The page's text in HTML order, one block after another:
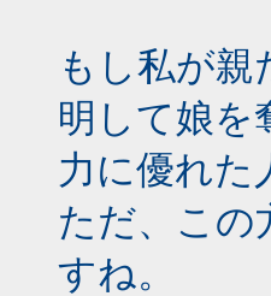
もし私が
明して娘を
力に優れた
ただ、この
すね。